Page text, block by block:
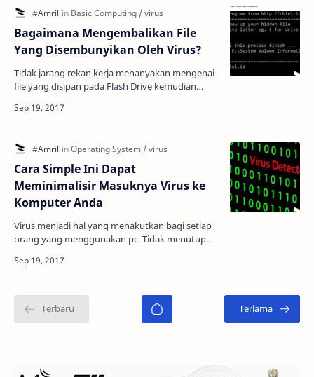
Bagaimana Mengembalikan File
Yang Disembunyikan Oleh Virus?
Tidak jarang rekan kerja menanyakan mengenai
file yang disipan pada Flash Drive kemudian
menghilang file…
Cara Simple Ini Dapat
Meminimalisir Masuknya Virus ke
Komputer Anda
Virus menjadi hal yang menakutkan bagi setiap
orang yang menggunakan pc. Tidak menutup
tanpa Anda ketahui…